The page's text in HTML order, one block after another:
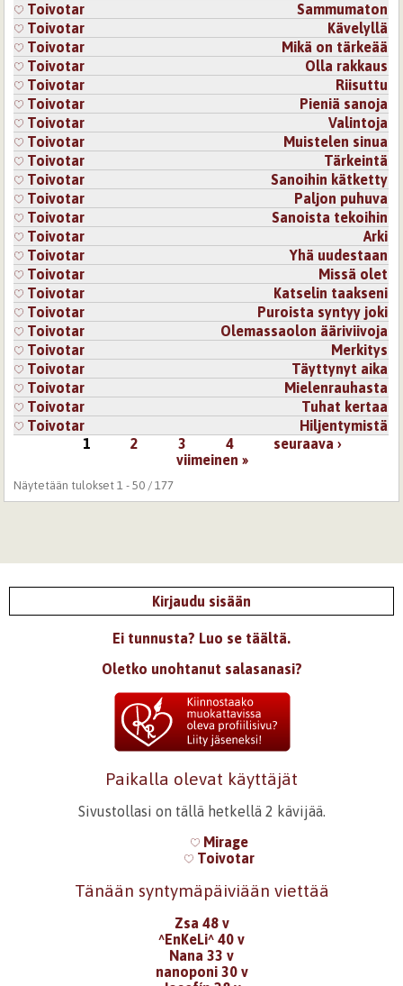
Toivotar
Sammumaton
Toivotar
Kävelyllä
Toivotar
Mikä on tärkeää
Toivotar
Olla rakkaus
Toivotar
Riisuttu
Toivotar
Pieniä sanoja
Toivotar
Valintoja
Toivotar
Muistelen sinua
Toivotar
Tärkeintä
Toivotar
Sanoihin kätketty
Toivotar
Paljon puhuva
Toivotar
Sanoista tekoihin
Toivotar
Arki
Toivotar
Yhä uudestaan
Toivotar
Missä olet
Toivotar
Katselin taakseni
Toivotar
Puroista syntyy joki
Toivotar
Olemassaolon ääriviivoja
Toivotar
Merkitys
Toivotar
Täyttynyt aika
Toivotar
Mielenrauhasta
Toivotar
Tuhat kertaa
Toivotar
Hiljentymistä
1 2 3 4
seuraava ›
viimeinen »
Näytetään tulokset 1 - 50 / 177
Kirjaudu sisään
Ei tunnusta? Luo se täältä.
Oletko unohtanut salasanasi?
Paikalla olevat käyttäjät
Sivustollasi on tällä hetkellä 2 kävijää.
Mirage
Toivotar
Tänään syntymäpäiviään viettää
Zsa 48 v
^EnKeLi^ 40 v
Nana 33 v
nanoponi 30 v